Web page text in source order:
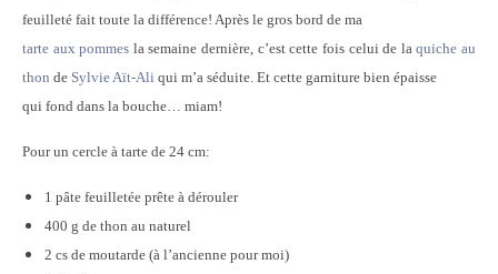
feuilleté fait toute la différence! Après le gros bord de ma
tarte aux pommes la semaine dernière, c’est cette fois celui de laquiche au
thon de Sylvie Aït-Ali qui m’a séduite. Et cette garniture bien épaisse
qui fond dans la bouche… miam!
Pour un cercle à tarte de 24 cm:
1 pâte feuilletée prête à dérouler
400 g de thon au naturel
2 cs de moutarde (à l’ancienne pour moi)